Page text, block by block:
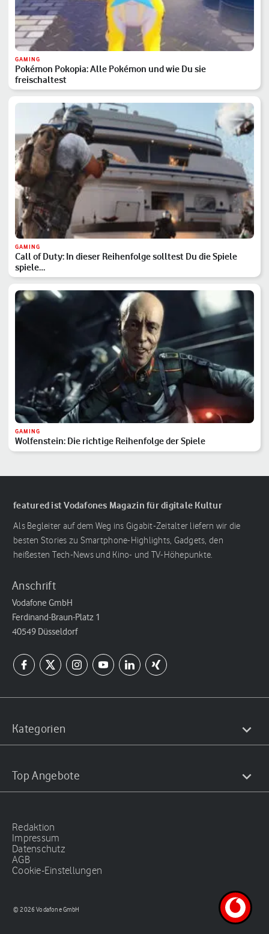
GAMING
Pokémon Pokopia: Alle Pokémon und wie Du sie
freischaltest
GAMING
Call of Duty: In dieser Reihenfolge solltest Du die Spiele
spiele…
GAMING
Wolfenstein: Die richtige Reihenfolge der Spiele
featured ist Vodafones Magazin für digitale Kultur
Als Begleiter auf dem Weg ins Gigabit-Zeitalter liefern wir die
besten Stories zu Smartphone-Highlights, Gadgets, den
heißesten Tech-News und Kino- und TV-Höhepunkte.
Anschrift
Vodafone GmbH
Ferdinand-Braun-Platz 1
40549 Düsseldorf
Kategorien
Top Angebote
Redaktion
Impressum
Datenschutz
AGB
Cookie-Einstellungen
© 2026 Vodafone GmbH